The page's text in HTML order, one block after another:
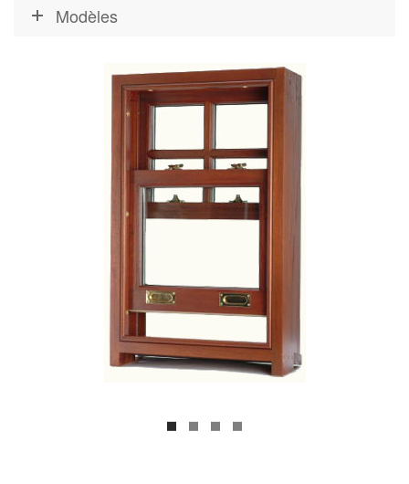
Modèles